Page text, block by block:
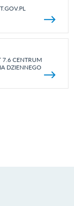
7.6 CENTRUM
DZIENNEGO